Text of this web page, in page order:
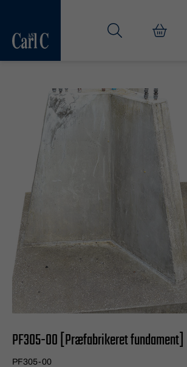
PF305-00 [Præfabrikeret fundament]
PF305-00